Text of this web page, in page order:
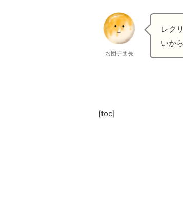
お団子団長
レク
いか
[toc]